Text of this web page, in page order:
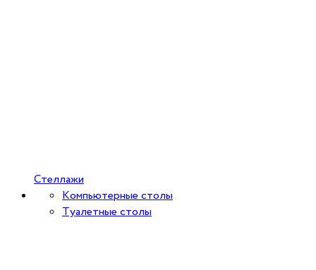
Стеллажи
Компьютерные столы
Туалетные столы